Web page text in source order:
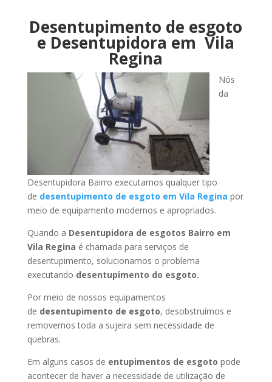
Desentupimento de esgoto
e Desentupidora em Vila
Regina
Nós
da
Desentupidora Bairro executamos qualquer tipo
de desentupimento de esgoto em Vila Regina por
meio de equipamento modernos e apropriados.
Quando a Desentupidora de esgotos Bairro em
Vila Regina é chamada para serviços de
desentupimento, solucionamos o problema
executando desentupimento do esgoto.
Por meio de nossos equipamentos
de desentupimento de esgoto, desobstruímos e
removemos toda a sujeira sem necessidade de
quebras.
Em alguns casos de entupimentos de esgoto pode
acontecer de haver a necessidade de utilização de